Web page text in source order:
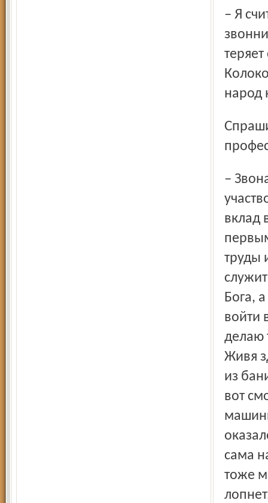
– Я считаю, что церковный колокол должен быть на
народ
Спрашиваю Сергея, считает ли он звонарное дело своей
– Звонарь – участник богослужения. Мне нравится
вклад
труды
Бога,
войти
делаю
Живя
из
вот
сама
тоже